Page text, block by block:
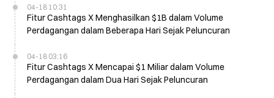
04-18 10:31
Fitur Cashtags X Menghasilkan $1B dalam Volume
Perdagangan dalam Beberapa Hari Sejak Peluncuran
04-18 03:16
Fitur Cashtags X Mencapai $1 Miliar dalam Volume
Perdagangan dalam Dua Hari Sejak Peluncuran